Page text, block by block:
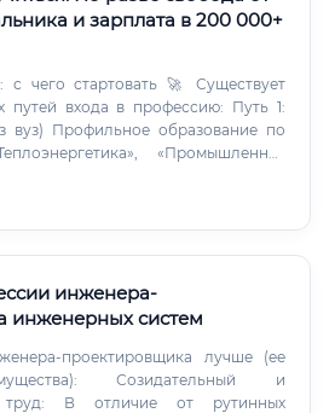
и зарплата в 200 000+
с чего стартовать 🚀 Существует
входа в профессию: Путь 1:
вуз) Профильное образование по
«Промышленная
через курсы Подходит для людей с
инженера-
инженерных систем
проектировщика лучше (ее
и
труд: В отличие от рутинных